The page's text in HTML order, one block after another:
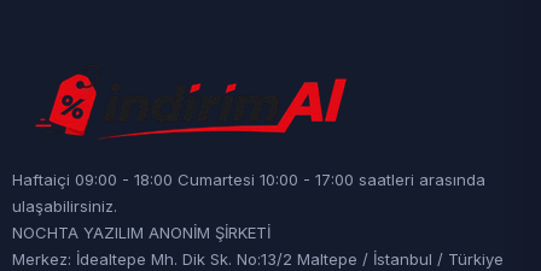
Haftaiçi 09:00 - 18:00 Cumartesi 10:00 - 17:00 saatleri arasında
ulaşabilirsiniz.
NOCHTA YAZILIM ANONİM ŞİRKETİ
Merkez: İdealtepe Mh. Dik Sk. No:13/2 Maltepe / İstanbul / Türkiye